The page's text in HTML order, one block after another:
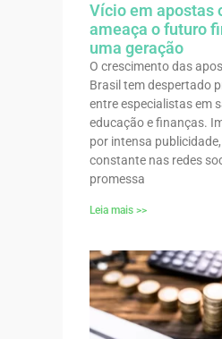
Vício em apostas
ameaça o futuro
uma geração
O crescimento das
Brasil tem despertado
entre especialistas em
educação e finanças.
por intensa
constante nas redes
promessa
Leia mais >>